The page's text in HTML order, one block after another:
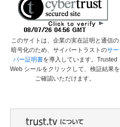
このサイトは、企業の実在証明と通信の
暗号化のため、サイバートラストのサー
バー証明書を導入しています。Trusted
Web シールをクリックして、検証結果を
ご確認いただけます。